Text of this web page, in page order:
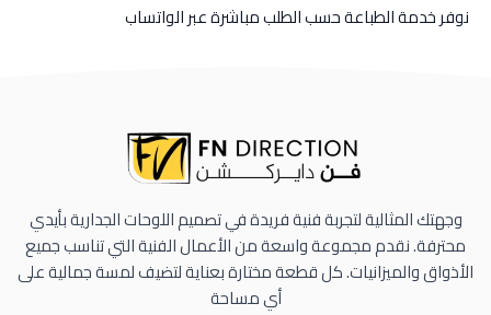
نوفر خدمة الطباعة حسب الطلب مباشرة عبر الواتساب
وجهتك المثالية لتجربة فنية فريدة في تصميم اللوحات الجدارية بأيدي
محترفة. نقدم مجموعة واسعة من الأعمال الفنية التي تناسب جميع
الأذواق والميزانيات. كل قطعة مختارة بعناية لتضيف لمسة جمالية على
أي مساحة